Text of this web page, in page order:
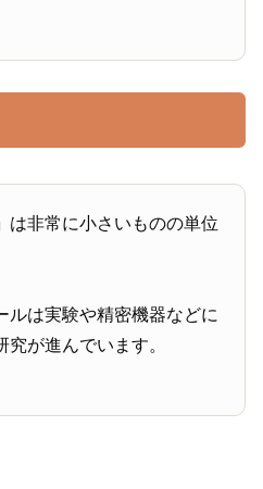
は非常に小さいものの単位
ルは実験や精密機器などに
が進んでいます。